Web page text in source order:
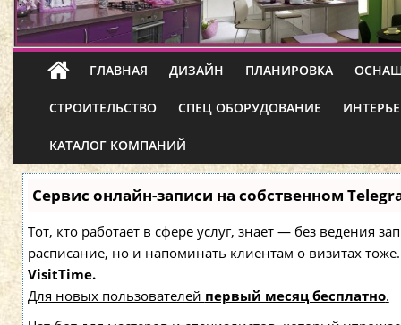
ГЛАВНАЯ ДИЗАЙН ПЛАНИРОВКА
СТРОИТЕЛЬСТВО СПЕЦ ОБОРУДОВАНИЕ
КАТАЛОГ КОМПАНИЙ
Сервис онлайн-записи на собственном
Тот, кто работает в сфере услуг, знает — без ведения
расписание, но и напоминать клиентам о визитах
VisitTime.
Для новых пользователей первый месяц бесплатно.